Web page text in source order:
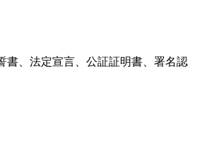
書、法定宣言、公証証明書、署名認